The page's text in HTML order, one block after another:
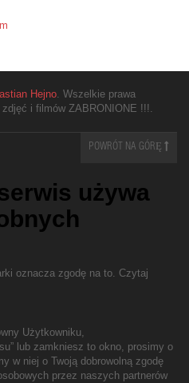
Hejno. Wszelkie prawa
i filmów ZABRONIONE !!!.
POWRÓT NA GÓRĘ
używa
oznacza zgodę na to. Czytaj
Użytkowniku,
lub zamkniesz to okno, prosimy o
w niej o Twoją dobrowolną zgodę
przez naszych partnerów